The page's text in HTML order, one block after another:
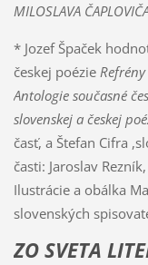
MILOSLAVA
* Jozef Špaček
českej poézie
Antologie současné
slovenskej a českej
časť, a Štefan Cifra
časti: Jaroslav
Ilustrácie a obálka
slovenských
ZO SVETA